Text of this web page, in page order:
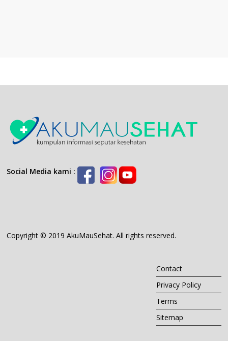
Social Media kami :
Copyright © 2019 AkuMauSehat. All rights reserved.
Contact
Privacy Policy
Terms
Sitemap